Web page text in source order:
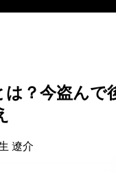
？今盗んで
遼介